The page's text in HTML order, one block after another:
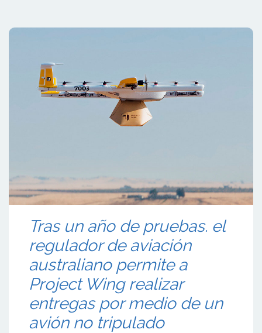
Tras un año de pruebas. el
regulador de aviación
australiano permite a
Project Wing realizar
entregas por medio de un
avión no tripulado